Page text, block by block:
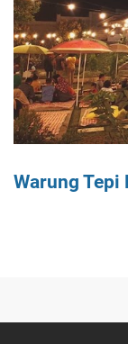
Warung Tepi